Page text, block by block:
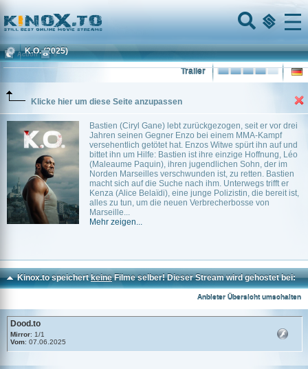
Home
Menu
K.O. (2025)
Trailer
Klicke hier um diese Seite anzupassen
Bastien (Ciryl Gane) lebt zurückgezogen, seit er vor drei
Jahren seinen Gegner Enzo bei einem MMA-Kampf
versehentlich getötet hat. Enzos Witwe spürt ihn auf und
bittet ihn um Hilfe: Bastien ist ihre einzige Hoffnung, Léo
(Maleaume Paquin), ihren jugendlichen Sohn, der im
Norden Marseilles verschwunden ist, zu retten. Bastien
macht sich auf die Suche nach ihm. Unterwegs trifft er
Kenza (Alice Belaïdi), eine junge Polizistin, die bereit ist,
alles zu tun, um die neuen Verbrecherbosse von
Marseille...
Mehr zeigen...
Action 0
Kinox.to speichertkeineFilme selber! Dieser Stream wird gehostet bei:
Anbieter Übersicht umschalten
Dood.to
Mirror: 1/1
Vom: 07.06.2025